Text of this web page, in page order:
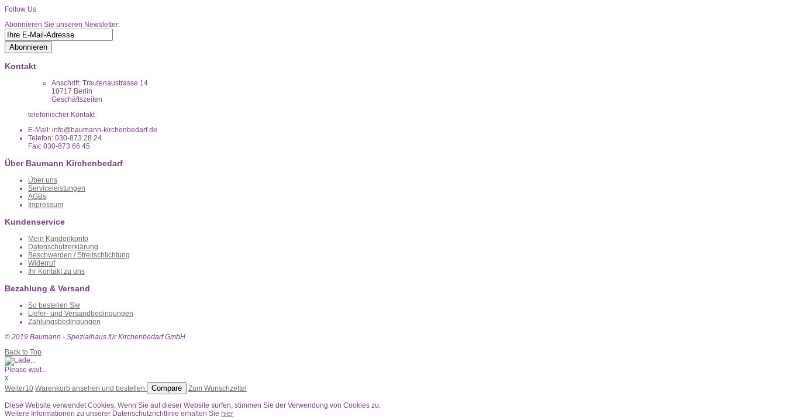
Follow Us
Abonnieren Sie unseren Newsletter:
Abonnieren
Kontakt
Anschrift: Trautenaustrasse 14
10717 Berlin
Geschäftszeiten
telefonischer Kontakt
E-Mail: info@baumann-kirchenbedarf.de
Telefon: 030-873 28 24
Fax: 030-873 66 45
Über Baumann Kirchenbedarf
Über uns
Serviceleistungen
AGBs
Impressum
Kundenservice
Mein Kundenkonto
Datenschutzerklärung
Beschwerden / Streitschlichtung
Widerruf
Ihr Kontakt zu uns
Bezahlung & Versand
So bestellen Sie
Liefer- und Versandbedingungen
Zahlungsbedingungen
© 2019 Baumann - Spezialhaus für Kirchenbedarf GmbH
Back to Top
Please wait...
x
Weiter10 Warenkorb ansehen und bestellen Compare Zum Wunschzettel
Diese Website verwendet Cookies. Wenn Sie auf dieser Website surfen, stimmen Sie der Verwendung von Cookies zu.
Weitere Informationen zu unserer Datenschutzrichtlinie erhalten Sie hier